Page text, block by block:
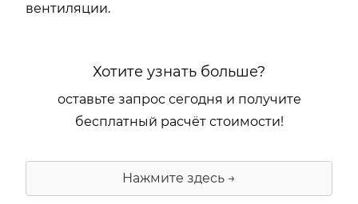
вентиляции.
Хотите узнать больше?
оставьте запрос сегодня и получите
бесплатный расчёт стоимости!
Нажмите здесь →